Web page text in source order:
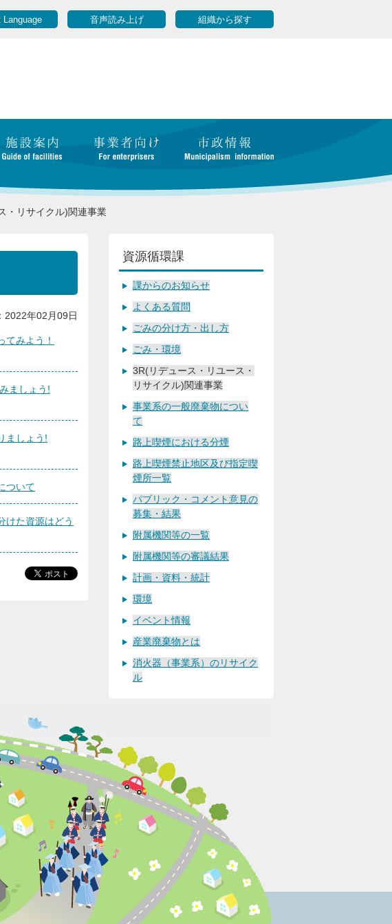
Language 音声読み上げ 組織から探す
・リサイクル)関連事業
2022年02月09日
てみよう！
ましょう!
ましょう!
ついて
けた資源はどう
資源循環課
課からのお知らせ
よくある質問
ごみの分け方・出し方
ごみ・環境
3R(リデュース・リユース・
リサイクル)関連事業
事業系の一般廃棄物につい
て
路上喫煙における分煙
路上喫煙禁止地区及び指定喫
煙所一覧
パブリック・コメント意見の
募集・結果
附属機関等の一覧
附属機関等の審議結果
計画・資料・統計
環境
イベント情報
産業廃棄物とは
消火器（事業系）のリサイク
ル